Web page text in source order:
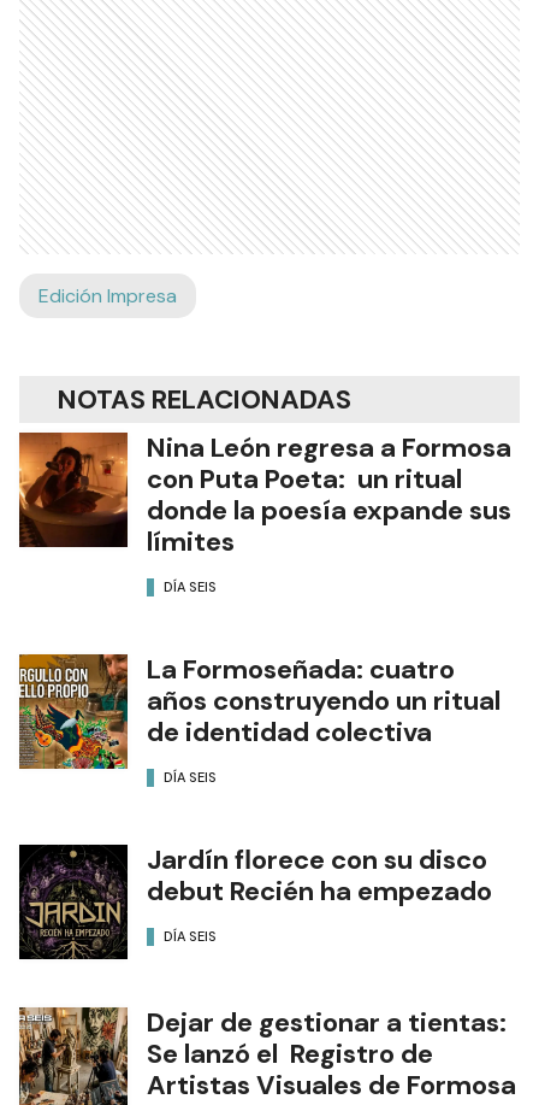
Edición Impresa
NOTAS RELACIONADAS
Nina León regresa a Formosa
con Puta Poeta: un ritual
donde la poesía expande sus
límites
DÍA SEIS
La Formoseñada: cuatro
años construyendo un ritual
de identidad colectiva
DÍA SEIS
Jardín florece con su disco
debut Recién ha empezado
DÍA SEIS
Dejar de gestionar a tientas:
Se lanzó el Registro de
Artistas Visuales de Formosa